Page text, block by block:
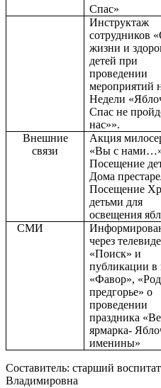
Спас»
Инструктаж
сотрудников
жизни и
детей при
проведении
мероприятий
Недели
Спас не
нас»».
Внешние
связи
Акция
«Вы с
Посещение
Дома
Посещение
детьми для
освещения
СМИ
через
«Поиск» и
публикации в
«Фавор»,
предгорье» о
проведении
праздника
ярмарка-
именины»
Составитель: старший
Владимировна